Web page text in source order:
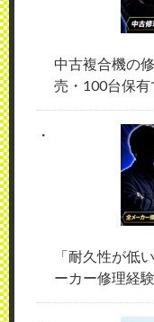
中古複合機の
売・100台保
「耐久性が低
ーカー修理経